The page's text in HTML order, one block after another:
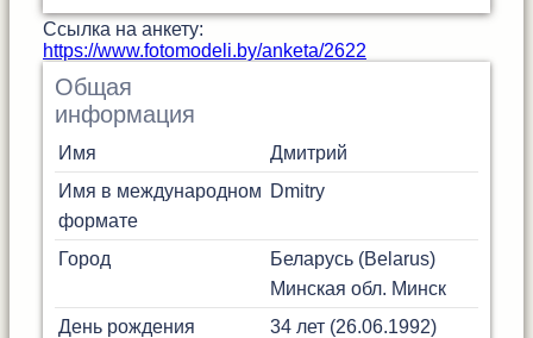
Cсылка на анкету:
https://www.fotomodeli.by/anketa/2622
Общая
информация
Имя
Дмитрий
Имя в международном
формате
Dmitry
Город
Беларусь (Belarus)
Минская обл. Минск
День рождения
34 лет (26.06.1992)